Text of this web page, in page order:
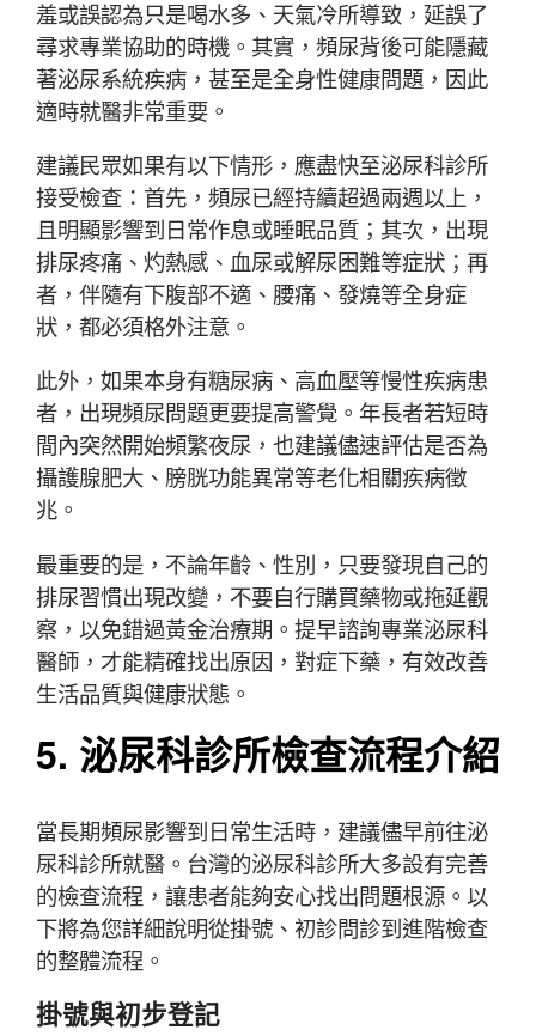
羞或誤認為只是喝水多、天氣冷所導致，延誤了
尋求專業協助的時機。其實，頻尿背後可能隱藏
著泌尿系統疾病，甚至是全身性健康問題，因此
適時就醫非常重要。
建議民眾如果有以下情形，應盡快至泌尿科診所
接受檢查：首先，頻尿已經持續超過兩週以上，
且明顯影響到日常作息或睡眠品質；其次，出現
排尿疼痛、灼熱感、血尿或解尿困難等症狀；再
者，伴隨有下腹部不適、腰痛、發燒等全身症
狀，都必須格外注意。
此外，如果本身有糖尿病、高血壓等慢性疾病患
者，出現頻尿問題更要提高警覺。年長者若短時
間內突然開始頻繁夜尿，也建議儘速評估是否為
攝護腺肥大、膀胱功能異常等老化相關疾病徵
兆。
最重要的是，不論年齡、性別，只要發現自己的
排尿習慣出現改變，不要自行購買藥物或拖延觀
察，以免錯過黃金治療期。提早諮詢專業泌尿科
醫師，才能精確找出原因，對症下藥，有效改善
生活品質與健康狀態。
5. 泌尿科診所檢查流程介紹
當長期頻尿影響到日常生活時，建議儘早前往泌
尿科診所就醫。台灣的泌尿科診所大多設有完善
的檢查流程，讓患者能夠安心找出問題根源。以
下將為您詳細說明從掛號、初診問診到進階檢查
的整體流程。
掛號與初步登記